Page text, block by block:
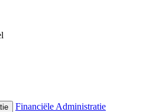
Financiële Administratie